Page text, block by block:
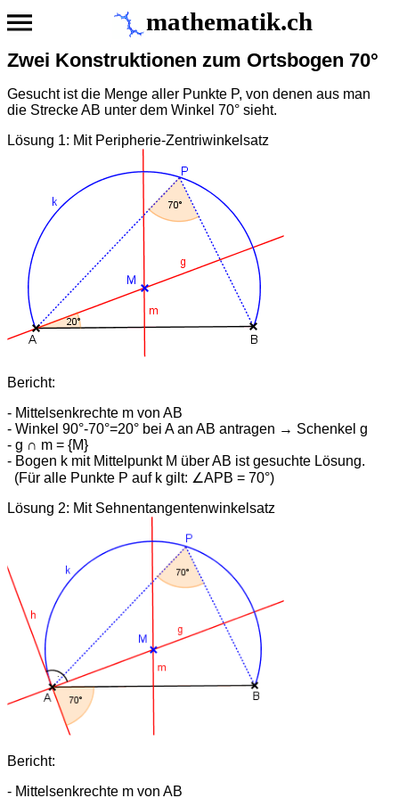
mathematik.ch
Zwei Konstruktionen zum Ortsbogen 70°
Gesucht ist die Menge aller Punkte P, von denen aus man
die Strecke AB unter dem Winkel 70° sieht.
Lösung 1: Mit Peripherie-Zentriwinkelsatz
Bericht:
- Mittelsenkrechte m von AB
- Winkel 90°-70°=20° bei A an AB antragen → Schenkel g
- g ∩ m = {M}
- Bogen k mit Mittelpunkt M über AB ist gesuchte Lösung.
(Für alle Punkte P auf k gilt: ∠APB = 70°)
Lösung 2: Mit Sehnentangentenwinkelsatz
Bericht:
- Mittelsenkrechte m von AB